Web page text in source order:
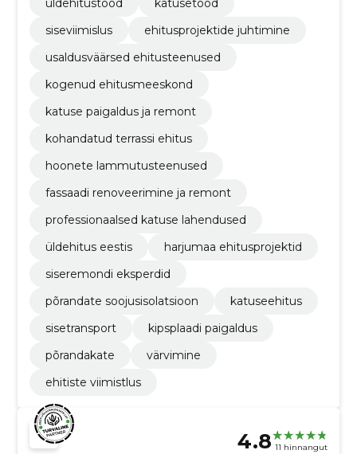
üldehitustööd
katusetööd
siseviimislus
ehitusprojektide juhtimine
usaldusväärsed ehitusteenused
kogenud ehitusmeeskond
katuse paigaldus ja remont
kohandatud terrassi ehitus
hoonete lammutusteenused
fassaadi renoveerimine ja remont
professionaalsed katuse lahendused
üldehitus eestis
harjumaa ehitusprojektid
siseremondi eksperdid
põrandate soojusisolatsioon
katuseehitus
sisetransport
kipsplaadi paigaldus
põrandakate
värvimine
ehitiste viimistlus
4.8 11 hinnangut